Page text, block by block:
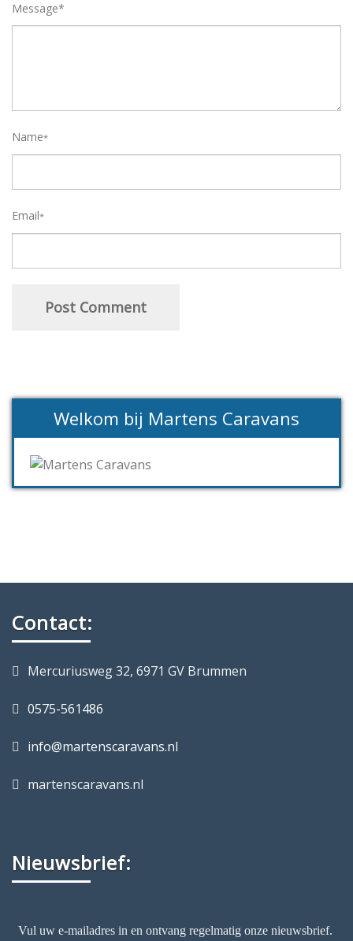
Message*
Name*
Email*
Welkom bij Martens Caravans
Contact:
Mercuriusweg 32, 6971 GV Brummen
0575-561486
info@martenscaravans.nl
martenscaravans.nl
Nieuwsbrief: